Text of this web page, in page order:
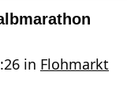
in Flohmarkt